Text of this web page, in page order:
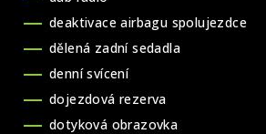
deaktivace airbagu spolujezdce
dělená zadní sedadla
denní svícení
dojezdová rezerva
dotyková obrazovka